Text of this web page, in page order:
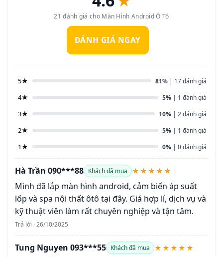
21 đánh giá cho Màn Hình Android Ô Tô
ĐÁNH GIÁ NGAY
5★ 81% | 17 đánh giá
4★ 5% | 1 đánh giá
3★ 10% | 2 đánh giá
2★ 5% | 1 đánh giá
1★ 0% | 0 đánh giá
Hà Trần 090***88 Khách đã mua ★★★★★
Mình đã lắp màn hình android, cảm biến áp suất
lốp và spa nội thất ôtô tại đây. Giá hợp lí, dịch vụ và
kỹ thuật viên làm rất chuyên nghiệp và tận tâm.
Trả lời · 26/10/2025
Tung Nguyen 093***55 Khách đã mua ★★★★★